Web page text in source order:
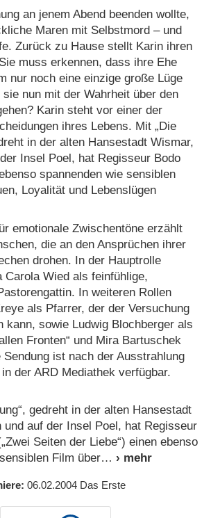
an jenem Abend beenden wollte,
Maren mit Selbstmord – und
Zurück zu Hause stellt Karin ihren
muss erkennen, dass ihre Ehe
nur noch eine einzige große Lüge
nun mit der Wahrheit über den
Karin steht vor einer der
ihres Lebens. Mit „Die
in der alten Hansestadt Wismar,
Insel Poel, hat Regisseur Bodo
spannenden wie sensiblen
Loyalität und Lebenslügen
emotionale Zwischentöne erzählt
die an den Ansprüchen ihrer
drohen. In der Hauptrolle
Carola Wied als feinfühlige,
In weiteren Rollen
als Pfarrer, der der Versuchung
kann, sowie Ludwig Blochberger als
Fronten“ und Mira Bartuschek
ist nach der Ausstrahlung
der ARD Mediathek verfügbar.
gedreht in der alten Hansestadt
und auf der Insel Poel, hat Regisseur
Seiten der Liebe“) einen ebenso
Film über
06.02.2004 Das Erste